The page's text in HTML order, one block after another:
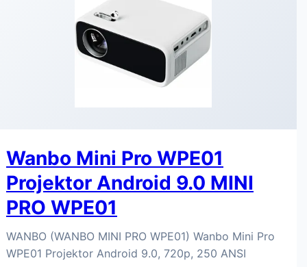
Wanbo Mini Pro WPE01
Projektor Android 9.0 MINI
PRO WPE01
WANBO (WANBO MINI PRO WPE01) Wanbo Mini Pro
WPE01 Projektor Android 9.0, 720p, 250 ANSI